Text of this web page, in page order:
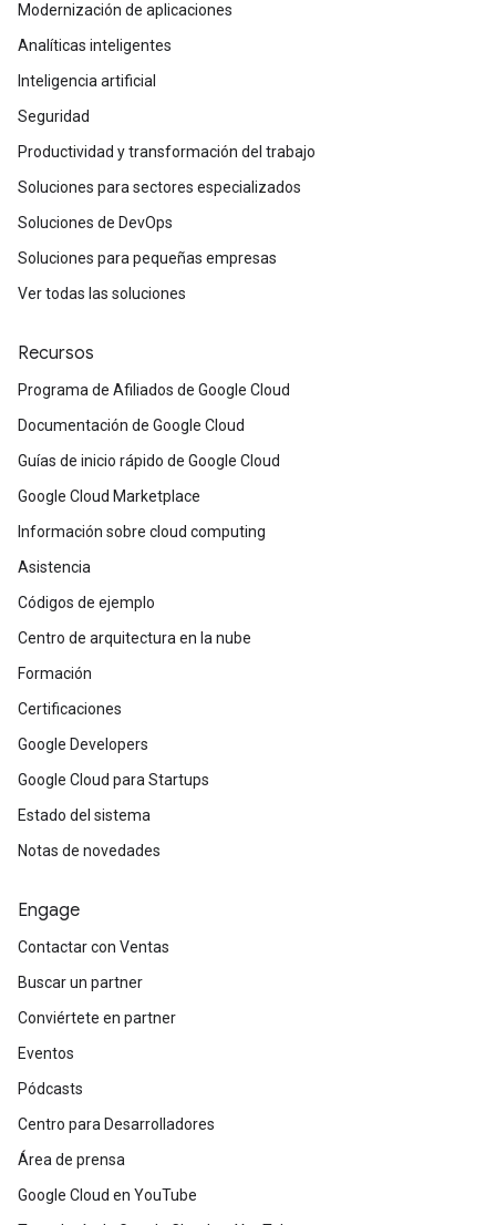
Modernización de aplicaciones
Analíticas inteligentes
Inteligencia artificial
Seguridad
Productividad y transformación del trabajo
Soluciones para sectores especializados
Soluciones de DevOps
Soluciones para pequeñas empresas
Ver todas las soluciones
Recursos
Programa de Afiliados de Google Cloud
Documentación de Google Cloud
Guías de inicio rápido de Google Cloud
Google Cloud Marketplace
Información sobre cloud computing
Asistencia
Códigos de ejemplo
Centro de arquitectura en la nube
Formación
Certificaciones
Google Developers
Google Cloud para Startups
Estado del sistema
Notas de novedades
Engage
Contactar con Ventas
Buscar un partner
Conviértete en partner
Eventos
Pódcasts
Centro para Desarrolladores
Área de prensa
Google Cloud en YouTube